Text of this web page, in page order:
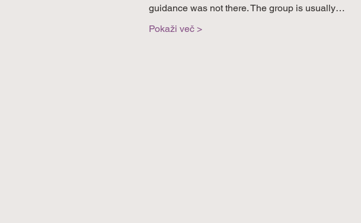
guidance was not there. The group is usually…
Pokaži več >